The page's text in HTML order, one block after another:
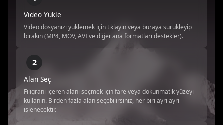
Video Yükle
Video dosyanızı yüklemek için tıklayın veya buraya sürükleyip
bırakın (MP4, MOV, AVI ve diğer ana formatları destekler).
2
Alan Seç
Filigranı içeren alanı seçmek için fare veya dokunmatik yüzeyi
kullanın. Birden fazla alan seçebilirsiniz, her biri ayrı ayrı
işlenecektir.